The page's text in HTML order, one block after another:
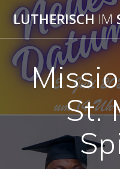
LUTHERISCHIM
St.